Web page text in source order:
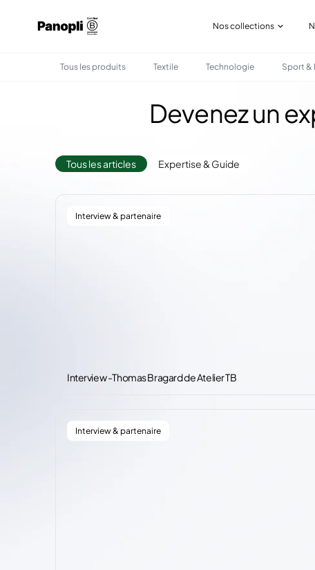
Nos collections
Tous les produits Textile Technologie Sport &
Devenez un
Tous les articles Expertise & Guide
Interview & partenaire
Interview -Thomas Bragard de Atelier TB
Interview & partenaire